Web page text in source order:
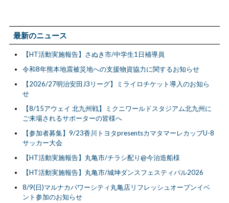
最新のニュース
【HT活動実施報告】さぬき市/中学生1日補導員
令和8年熊本地震被災地への支援物資協力に関するお知らせ
【2026/27明治安田J3リーグ】ミライロチケット導入のお知ら
せ
【8/15アウェイ 北九州戦】ミクニワールドスタジアム北九州に
ご来場されるサポーターの皆様へ
【参加者募集】9/23香川トヨタpresentsカマタマーレカップU-8
サッカー大会
【HT活動実施報告】丸亀市/チラシ配り@今治造船様
【HT活動実施報告】丸亀市/城坤ダンスフェスティバル2026
8/9(日)マルナカパワーシティ丸亀店リフレッシュオープンイベ
ント参加のお知らせ